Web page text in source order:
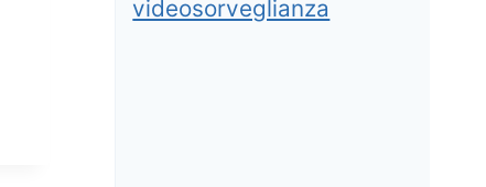
videosorveglianza